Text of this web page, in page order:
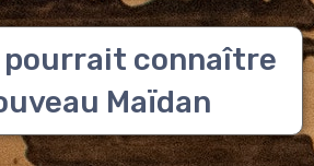
pourrait connaître
Maïdan